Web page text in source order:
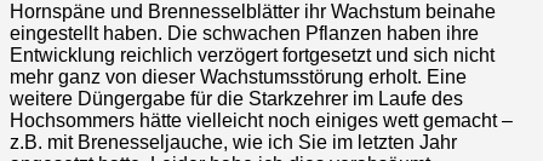
Hornspäne und Brennesselblätter ihr Wachstum beinahe
eingestellt haben. Die schwachen Pflanzen haben ihre
Entwicklung reichlich verzögert fortgesetzt und sich nicht
mehr ganz von dieser Wachstumsstörung erholt. Eine
weitere Düngergabe für die Starkzehrer im Laufe des
Hochsommers hätte vielleicht noch einiges wett gemacht –
z.B. mit Brenesseljauche, wie ich Sie im letzten Jahr